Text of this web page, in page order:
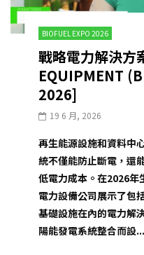
BIOFUEL EXPO 2026
戰略電力解決方
EQUIPMENT
2026]
19 6 月, 2026
再生能源設施和資料中
統不僅能防止斷電，還
低電力成本。在2026年
電力設備公司展示了包
基礎設施在內的電力解
陽能發電系統整合而設...